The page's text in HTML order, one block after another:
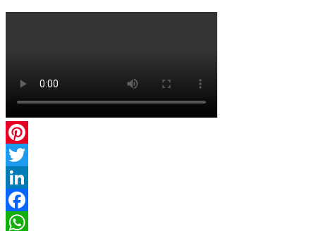
Pinterest
Twitter
LinkedIn
Facebook